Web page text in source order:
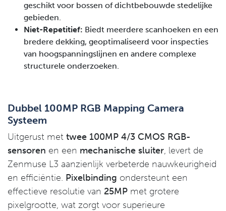
geschikt voor bossen of dichtbebouwde stedelijke
gebieden.
Niet-Repetitief: Biedt meerdere scanhoeken en een
bredere dekking, geoptimaliseerd voor inspecties
van hoogspanningslijnen en andere complexe
structurele onderzoeken.
Dubbel 100MP RGB Mapping Camera
Systeem
Uitgerust met twee 100MP 4/3 CMOS RGB-
sensoren en een mechanische sluiter, levert de
Zenmuse L3 aanzienlijk verbeterde nauwkeurigheid
en efficiëntie. Pixelbinding ondersteunt een
effectieve resolutie van 25MP met grotere
pixelgrootte, wat zorgt voor superieure